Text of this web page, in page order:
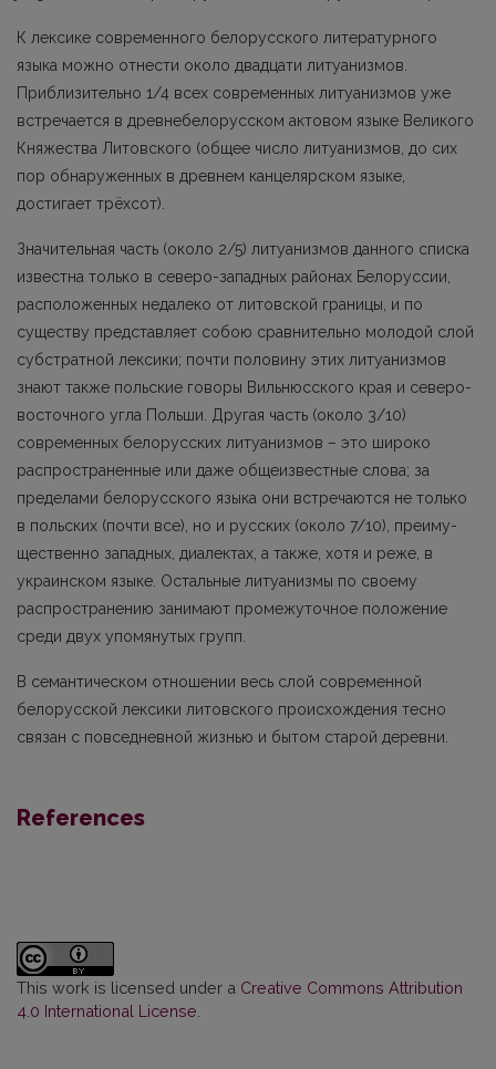
К лексике современного белорусского литературного
языка можно отнести около двадцати литуанизмов.
Приблизительно 1/4 всех современных литуанизмов уже
встречается в древнебелорусском актовом языке Великого
Княжества Литовского (общее число литуанизмов, до сих
пор обнаруженных в древнем канцелярском языке,
достигает трёхсот).
Значительная часть (около 2/5) литуанизмов данного списка
известна только в севе­ро-западных районах Белоруссии,
расположенных недалеко от литовской границы, и по
существу представляет собою сравнительно молодой слой
субстратной лексики; почти половину этих литуанизмов
знают также польские говоры Вильнюсского края и северо-
восточного угла Польши. Другая часть (около 3/10)
современных белорусских литуанизмов – это широко
распространенные или даже общеизвестные слова; за
пределами белорусского языка они встречаются не только
в польских (почти все), но и русских (около 7/10), преиму­
щественно западных, диалектах, а также, хотя и реже, в
украинском языке. Остальные литуанизмы по своему
распространению занимают промежуточное положение
среди двух упомянутых групп.
В семантическом отношении весь слой современной
белорусской лексики литовского происхождения тесно
связан с повседневной жизнью и бытом старой деревни.
References
This work is licensed under a Creative Commons Attribution
4.0 International License